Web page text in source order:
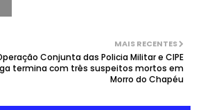
MAIS RECENTES
Conjunta das Policia Militar e CIPE
termina com três suspeitos mortos em
Morro do Chapéu